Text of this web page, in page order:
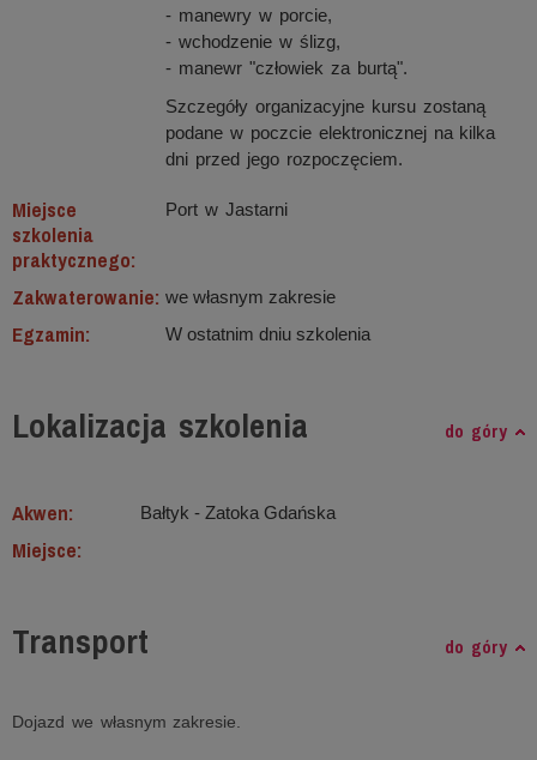
- manewry w porcie,
- wchodzenie w ślizg,
- manewr "człowiek za burtą".
Szczegóły organizacyjne kursu zostaną
podane w poczcie elektronicznej na kilka
dni przed jego rozpoczęciem.
Miejsce
szkolenia
praktycznego:
Port w Jastarni
Zakwaterowanie: we własnym zakresie
Egzamin: W ostatnim dniu szkolenia
Lokalizacja szkolenia do góry
Akwen: Bałtyk ‐ Zatoka Gdańska
Miejsce:
Transport do góry
Dojazd we własnym zakresie.